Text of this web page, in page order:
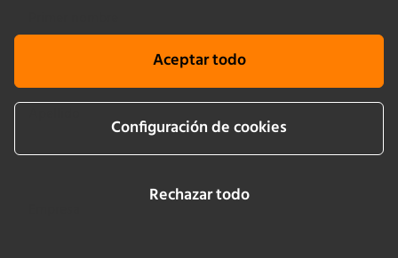
Aceptar todo
Configuración de cookies
Rechazar todo